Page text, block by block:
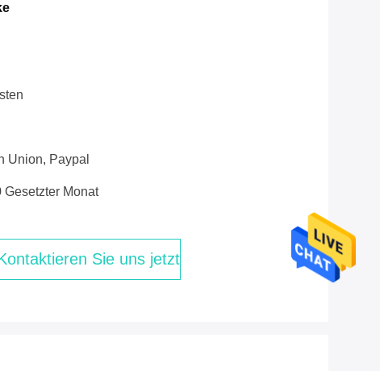
Union, Paypal
Gesetzter Monat
Sie uns jetzt